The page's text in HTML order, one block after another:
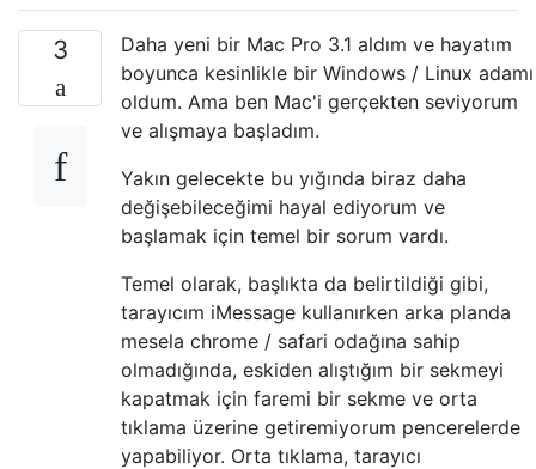
3
Daha yeni bir Mac Pro 3.1 aldım ve hayatım
boyunca kesinlikle bir Windows / Linux adamı
oldum. Ama ben Mac'i gerçekten seviyorum
ve alışmaya başladım.
Yakın gelecekte bu yığında biraz daha
değişebileceğimi hayal ediyorum ve
başlamak için temel bir sorum vardı.
Temel olarak, başlıkta da belirtildiği gibi,
tarayıcım iMessage kullanırken arka planda
mesela chrome / safari odağına sahip
olmadığında, eskiden alıştığım bir sekmeyi
kapatmak için faremi bir sekme ve orta
tıklama üzerine getiremiyorum pencerelerde
yapabiliyor. Orta tıklama, tarayıcı